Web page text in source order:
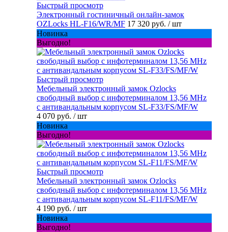
Быстрый просмотр
Электронный гостиничный онлайн-замок
OZLocks HL-F16/WR/MF 17 320 руб. / шт
Новинка
Выгодно!
Быстрый просмотр
Мебельный электронный замок Ozlocks
свободный выбор с инфотерминалом 13,56 MHz
с антивандальным корпусом SL-F33/FS/MF/W
4 070 руб. / шт
Новинка
Выгодно!
Быстрый просмотр
Мебельный электронный замок Ozlocks
свободный выбор с инфотерминалом 13,56 MHz
с антивандальным корпусом SL-F11/FS/MF/W
4 190 руб. / шт
Новинка
Выгодно!